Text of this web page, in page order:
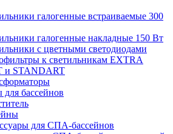
галогенные встраиваемые 300
галогенные накладные 150 Вт
с цветными светодиодами
к светильникам EXTRA
и STANDART
бассейнов
для СПА-бассейнов